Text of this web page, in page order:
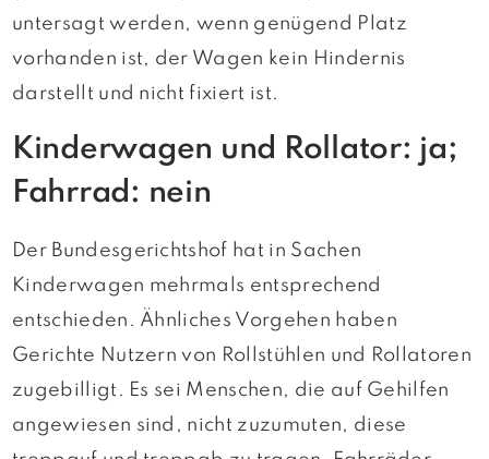
untersagt werden, wenn genügend Platz
vorhanden ist, der Wagen kein Hindernis
darstellt und nicht fixiert ist.
Kinderwagen und Rollator: ja;
Fahrrad: nein
Der Bundesgerichtshof hat in Sachen
Kinderwagen mehrmals entsprechend
entschieden. Ähnliches Vorgehen haben
Gerichte Nutzern von Rollstühlen und Rollatoren
zugebilligt. Es sei Menschen, die auf Gehilfen
angewiesen sind, nicht zuzumuten, diese